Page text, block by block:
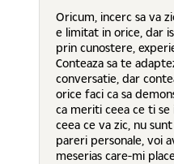
Oricum, incerc sa va
e limitat in orice, dar
prin cunostere,
Conteaza sa te
conversatie, dar
orice faci ca sa
ca meriti ceea ce ti
ceea ce va zic, nu
pareri personale, voi
meserias care-mi